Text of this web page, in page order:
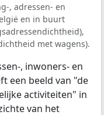
, adressen- en
en in buurt
met wagens).
, inwoners- en
een beeld van "de
activiteiten" in
van het